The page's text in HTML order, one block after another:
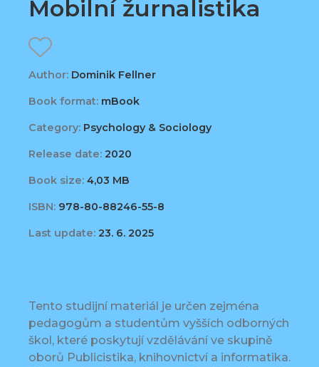
Mobilní žurnalistika
Author: Dominik Fellner
Book format: mBook
Category: Psychology & Sociology
Release date: 2020
Book size: 4,03 MB
ISBN: 978-80-88246-55-8
Last update: 23. 6. 2025
Tento studijní materiál je určen zejména
pedagogům a studentům vyšších odborných
škol, které poskytují vzdělávání ve skupině
oborů Publicistika, knihovnictví a informatika.